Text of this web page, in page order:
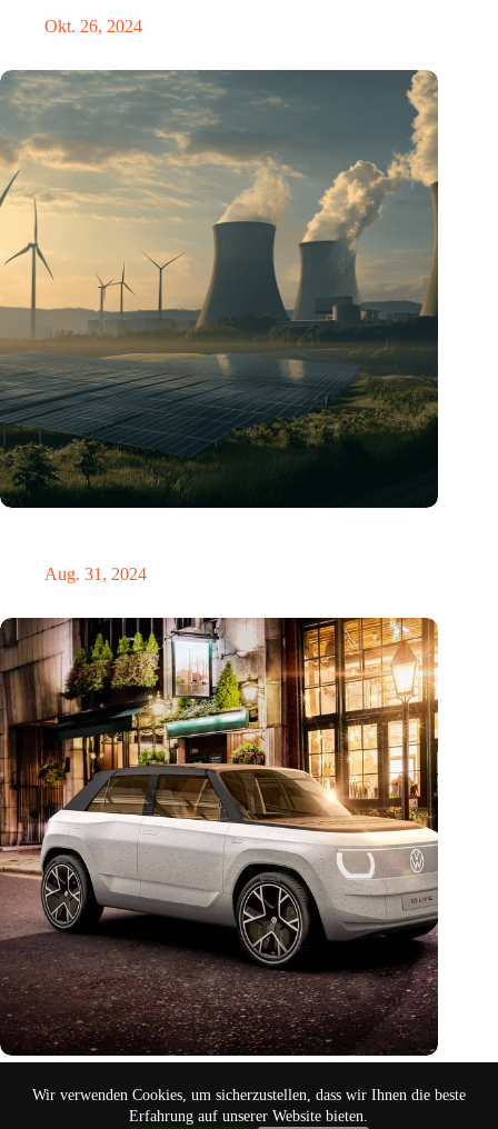
Wir verwenden Cookies, um sicherzustellen, dass wir Ihnen die beste
Erfahrung auf unserer Website bieten.
Okt. 26, 2024
Aug. 31, 2024
Schneckengeschwindigkeit
Aug. 17, 2024